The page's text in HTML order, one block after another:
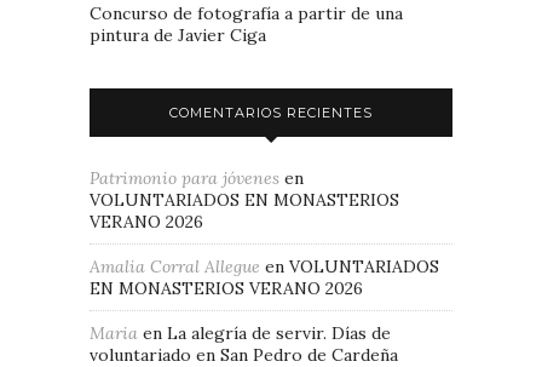
Concurso de fotografía a partir de una
pintura de Javier Ciga
COMENTARIOS RECIENTES
Patrimonio para jóvenes en
VOLUNTARIADOS EN MONASTERIOS
VERANO 2026
Amalia Corral Allegue en VOLUNTARIADOS
EN MONASTERIOS VERANO 2026
Maria en La alegría de servir. Días de
voluntariado en San Pedro de Cardeña